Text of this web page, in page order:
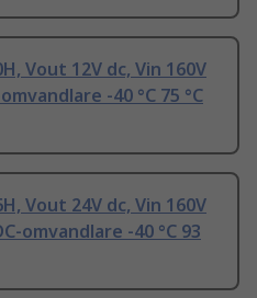
Vout 12V dc, Vin 160V
-40 °C 75 °C
Vout 24V dc, Vin 160V
omvandlare -40 °C 93